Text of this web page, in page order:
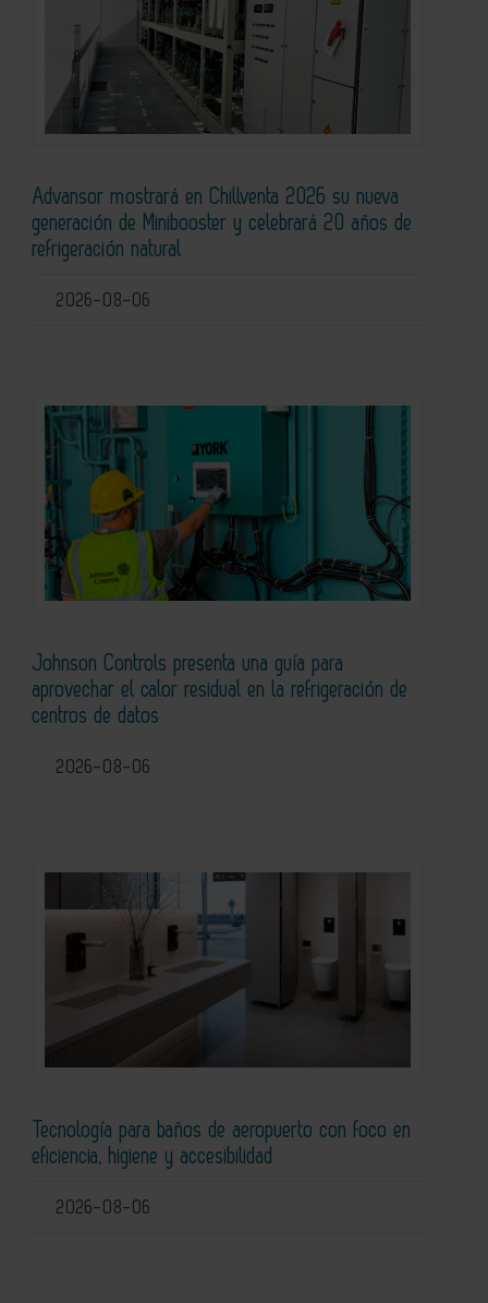
Advansor mostrará en Chillventa 2026 su nueva
generación de Minibooster y celebrará 20 años de
refrigeración natural
2026-08-06
Johnson Controls presenta una guía para
aprovechar el calor residual en la refrigeración de
centros de datos
2026-08-06
Tecnología para baños de aeropuerto con foco en
eficiencia, higiene y accesibilidad
2026-08-06